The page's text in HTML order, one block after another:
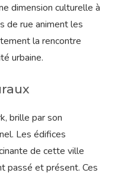
dimension culturelle à
de rue animent les
la rencontre
urbaine.
brille par son
Les édifices
de cette ville
passé et présent. Ces